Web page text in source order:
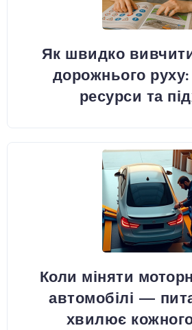
Як швидко
дорожнього
ресурси та
Коли міняти
автомобілі —
хвилює